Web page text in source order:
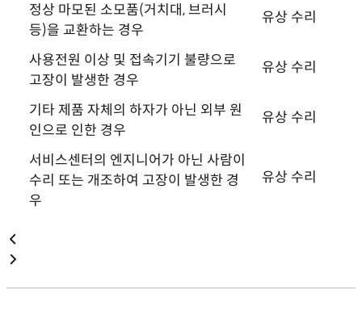
정상 마모된 소모품(거치대, 브러시
등)을 교환하는 경우
유상 수리
사용전원 이상 및 접속기기 불량으로
고장이 발생한 경우
유상 수리
기타 제품 자체의 하자가 아닌 외부 원
인으로 인한 경우
유상 수리
서비스센터의 엔지니어가 아닌 사람이
수리 또는 개조하여 고장이 발생한 경
우
유상 수리